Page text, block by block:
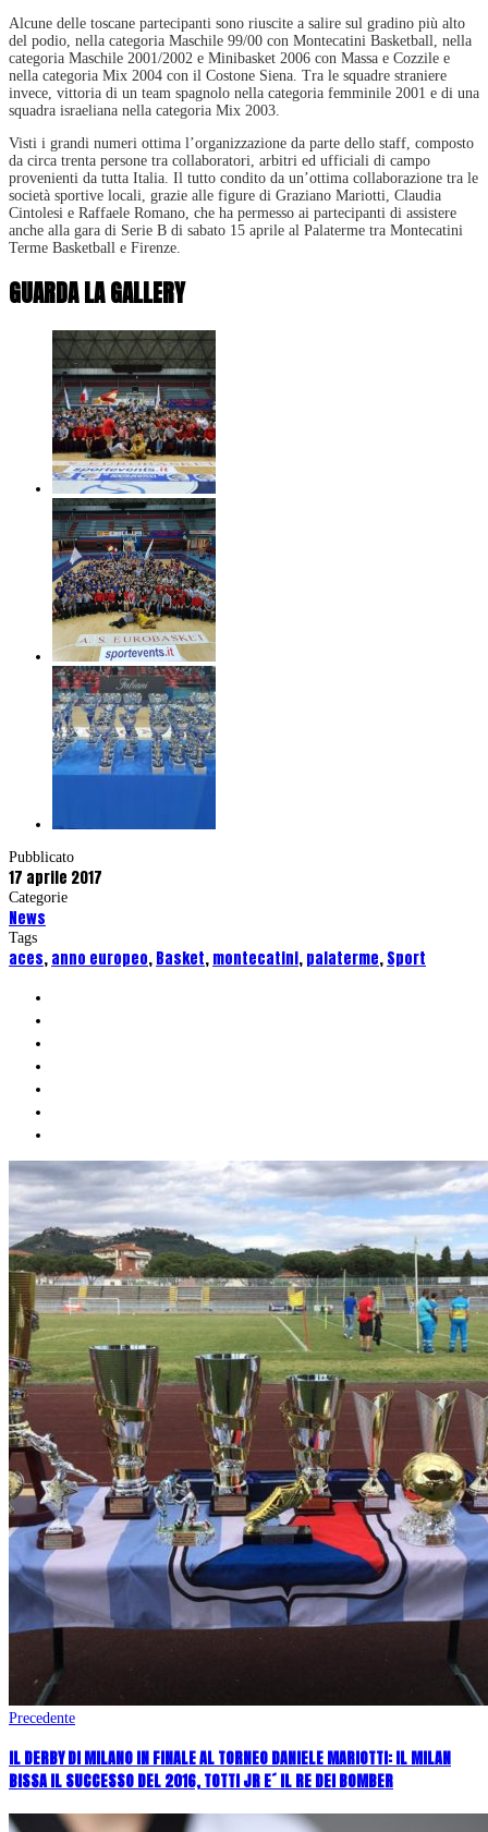
Alcune delle toscane partecipanti sono riuscite a salire sul gradino più alto
del podio, nella categoria Maschile 99/00 con Montecatini Basketball, nella
categoria Maschile 2001/2002 e Minibasket 2006 con Massa e Cozzile e
nella categoria Mix 2004 con il Costone Siena. Tra le squadre straniere
invece, vittoria di un team spagnolo nella categoria femminile 2001 e di una
squadra israeliana nella categoria Mix 2003.
Visti i grandi numeri ottima l’organizzazione da parte dello staff, composto
da circa trenta persone tra collaboratori, arbitri ed ufficiali di campo
provenienti da tutta Italia. Il tutto condito da un’ottima collaborazione tra le
società sportive locali, grazie alle figure di Graziano Mariotti, Claudia
Cintolesi e Raffaele Romano, che ha permesso ai partecipanti di assistere
anche alla gara di Serie B di sabato 15 aprile al Palaterme tra Montecatini
Terme Basketball e Firenze.
GUARDA LA GALLERY
Pubblicato
17 aprile 2017
Categorie
News
Tags
aces,anno europeo,Basket,montecatini,palaterme,Sport
Precedente
IL DERBY DI MILANO IN FINALE AL TORNEO DANIELE MARIOTTI: IL MILAN
BISSA IL SUCCESSO DEL 2016, TOTTI JR E´ IL RE DEI BOMBER